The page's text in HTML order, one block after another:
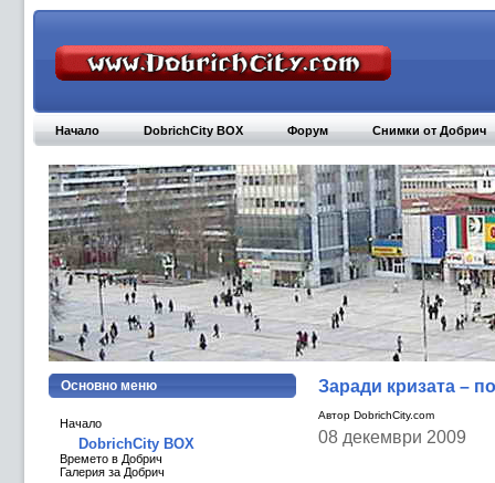
Начало DobrichCity BOX Форум Снимки от Добрич
Основно меню
Начало
DobrichCity BOX
Времето в Добрич
Галерия за Добрич
Заради кризата –
Автор DobrichCity.com
08 декември 2009